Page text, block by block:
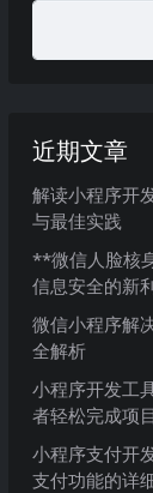
近期文章
解读小程序开
与最佳实践
**微信人脸核
信息安全的新
微信小程序解
全解析
小程序开发工
者轻松完成项目
小程序支付开
支付功能的详